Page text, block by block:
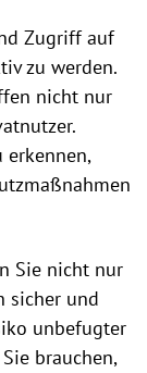
Zugriff auf
zu werden.
nicht nur
erkennen,
Sie nicht nur
sicher und
unbefugter
brauchen,